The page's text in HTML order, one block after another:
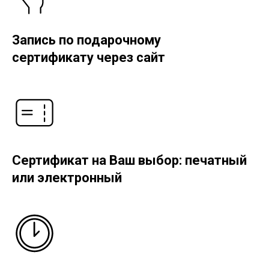
Запись по подарочному
сертификату через сайт
Сертификат на Ваш выбор: печатный
или электронный